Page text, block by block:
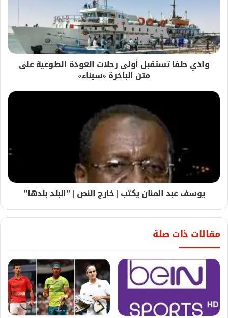
وادي حلفا تستقبل أولى رحلات العودة الطوعية على
متن الباخرة «سيناء»
يوسف عبد المنان يكتب | خارج النص | "البلد بلدها"
مقالات ذات صلة